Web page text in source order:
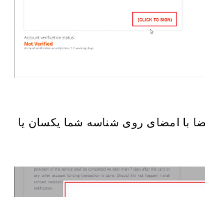
با امضای روی شناسه شما یکسان یا